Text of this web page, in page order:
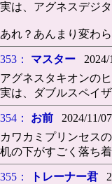
実は、アグネスデジ
あれ？あんまり変わ
353： マスター 2024/
アグネスタキオンの
実は、ダブルスペイ
354： お前 2024/11/
カワカミプリンセス
机の下がすごく落ち着
355： トレーナー君